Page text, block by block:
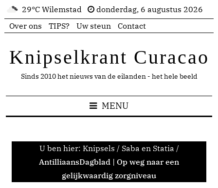
29°C Wilemstad
donderdag, 6 augustus 2026
Over ons
TIPS? Uw steun Contact
Knipselkrant Curacao
Sinds 2010 het nieuws van de eilanden - het hele beeld
MENU
U ben hier: Knipsels / Saba en Statia /
AntilliaansDagblad | Op weg naar een
gelijkwaardig zorgniveau